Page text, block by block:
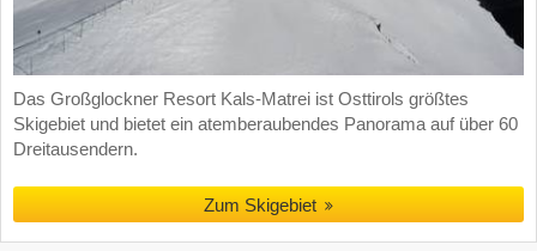
Das Großglockner Resort Kals-Matrei ist Osttirols größtes
Skigebiet und bietet ein atemberaubendes Panorama auf über 60
Dreitausendern.
Zum Skigebiet